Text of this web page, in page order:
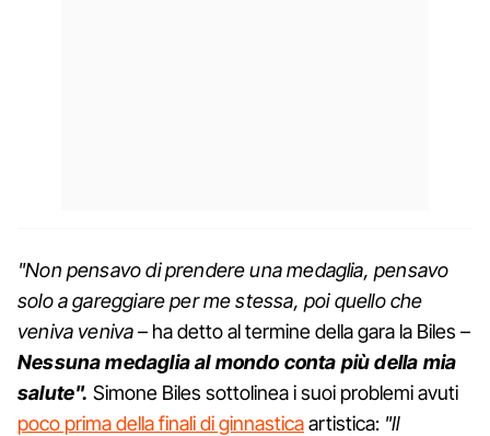
"Non pensavo di prendere una medaglia, pensavo
solo a gareggiare per me stessa, poi quello che
veniva veniva– ha detto al termine della gara la Biles –
Nessuna medaglia al mondo conta più della mia
salute". Simone Biles sottolinea i suoi problemi avuti
poco prima della finali di ginnasticaartistica: "Il